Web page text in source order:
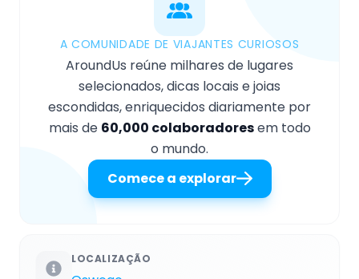
A COMUNIDADE DE VIAJANTES CURIOSOS
AroundUs reúne milhares de lugares
selecionados, dicas locais e joias
escondidas, enriquecidos diariamente por
mais de 60,000 colaboradoresem todo
o mundo.
Comece a explorar
LOCALIZAÇÃO